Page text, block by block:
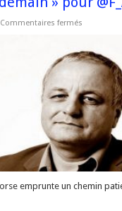
Commentaires fermés
la
#Corse
pas
demain »
pour
@F_Alfonsi
emprunte un chemin